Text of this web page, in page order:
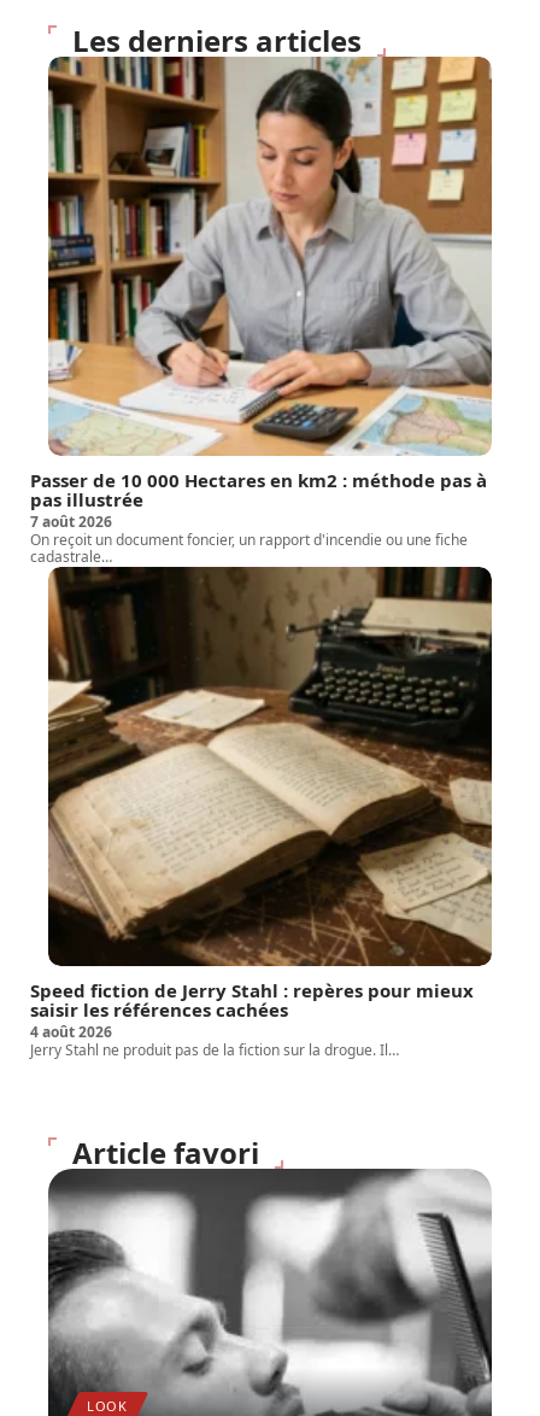
Les derniers articles
Passer de 10 000 Hectares en km2 : méthode pas à
pas illustrée
7 août 2026
On reçoit un document foncier, un rapport d'incendie ou une fiche
cadastrale…
Speed fiction de Jerry Stahl : repères pour mieux
saisir les références cachées
4 août 2026
Jerry Stahl ne produit pas de la fiction sur la drogue. Il…
Article favori
LOOK